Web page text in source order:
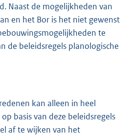
Naast de mogelijkheden van
en het Bor is het niet gewenst
te
de beleidsregels planologische
kan alleen in heel
basis van deze beleidsregels
af te wijken van het